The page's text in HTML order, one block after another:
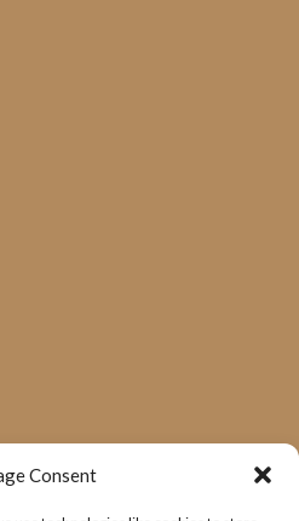
Consent